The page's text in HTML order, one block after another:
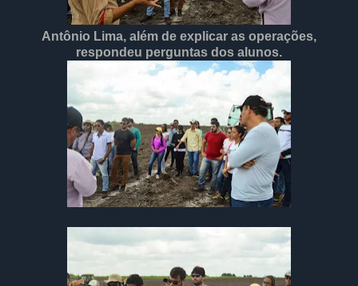
Antônio Lima, além de explicar as operações,
respondeu perguntas dos alunos.